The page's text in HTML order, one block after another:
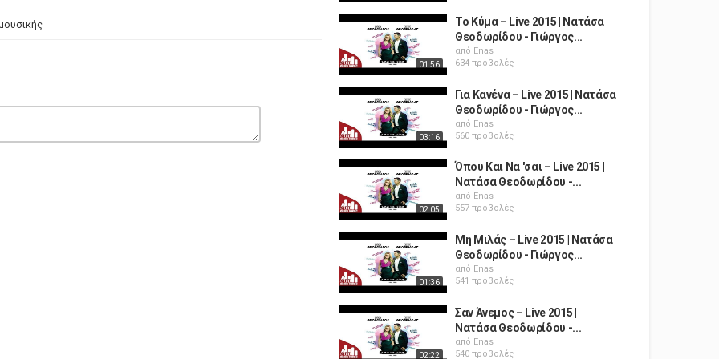
01:56
Το Κύμα – Live 2015 | Νατάσα
Θεοδωρίδου - Γιώργος...
από Enas
634 προβολές
03:16
Για Κανένα – Live 2015 | Νατάσα
Θεοδωρίδου - Γιώργος...
από Enas
560 προβολές
02:05
Όπου Και Να 'σαι – Live 2015 |
Νατάσα Θεοδωρίδου -...
από Enas
557 προβολές
01:36
Μη Μιλάς – Live 2015 | Νατάσα
Θεοδωρίδου - Γιώργος...
από Enas
541 προβολές
02:22
Σαν Άνεμος – Live 2015 |
Νατάσα Θεοδωρίδου -...
από Enas
540 προβολές